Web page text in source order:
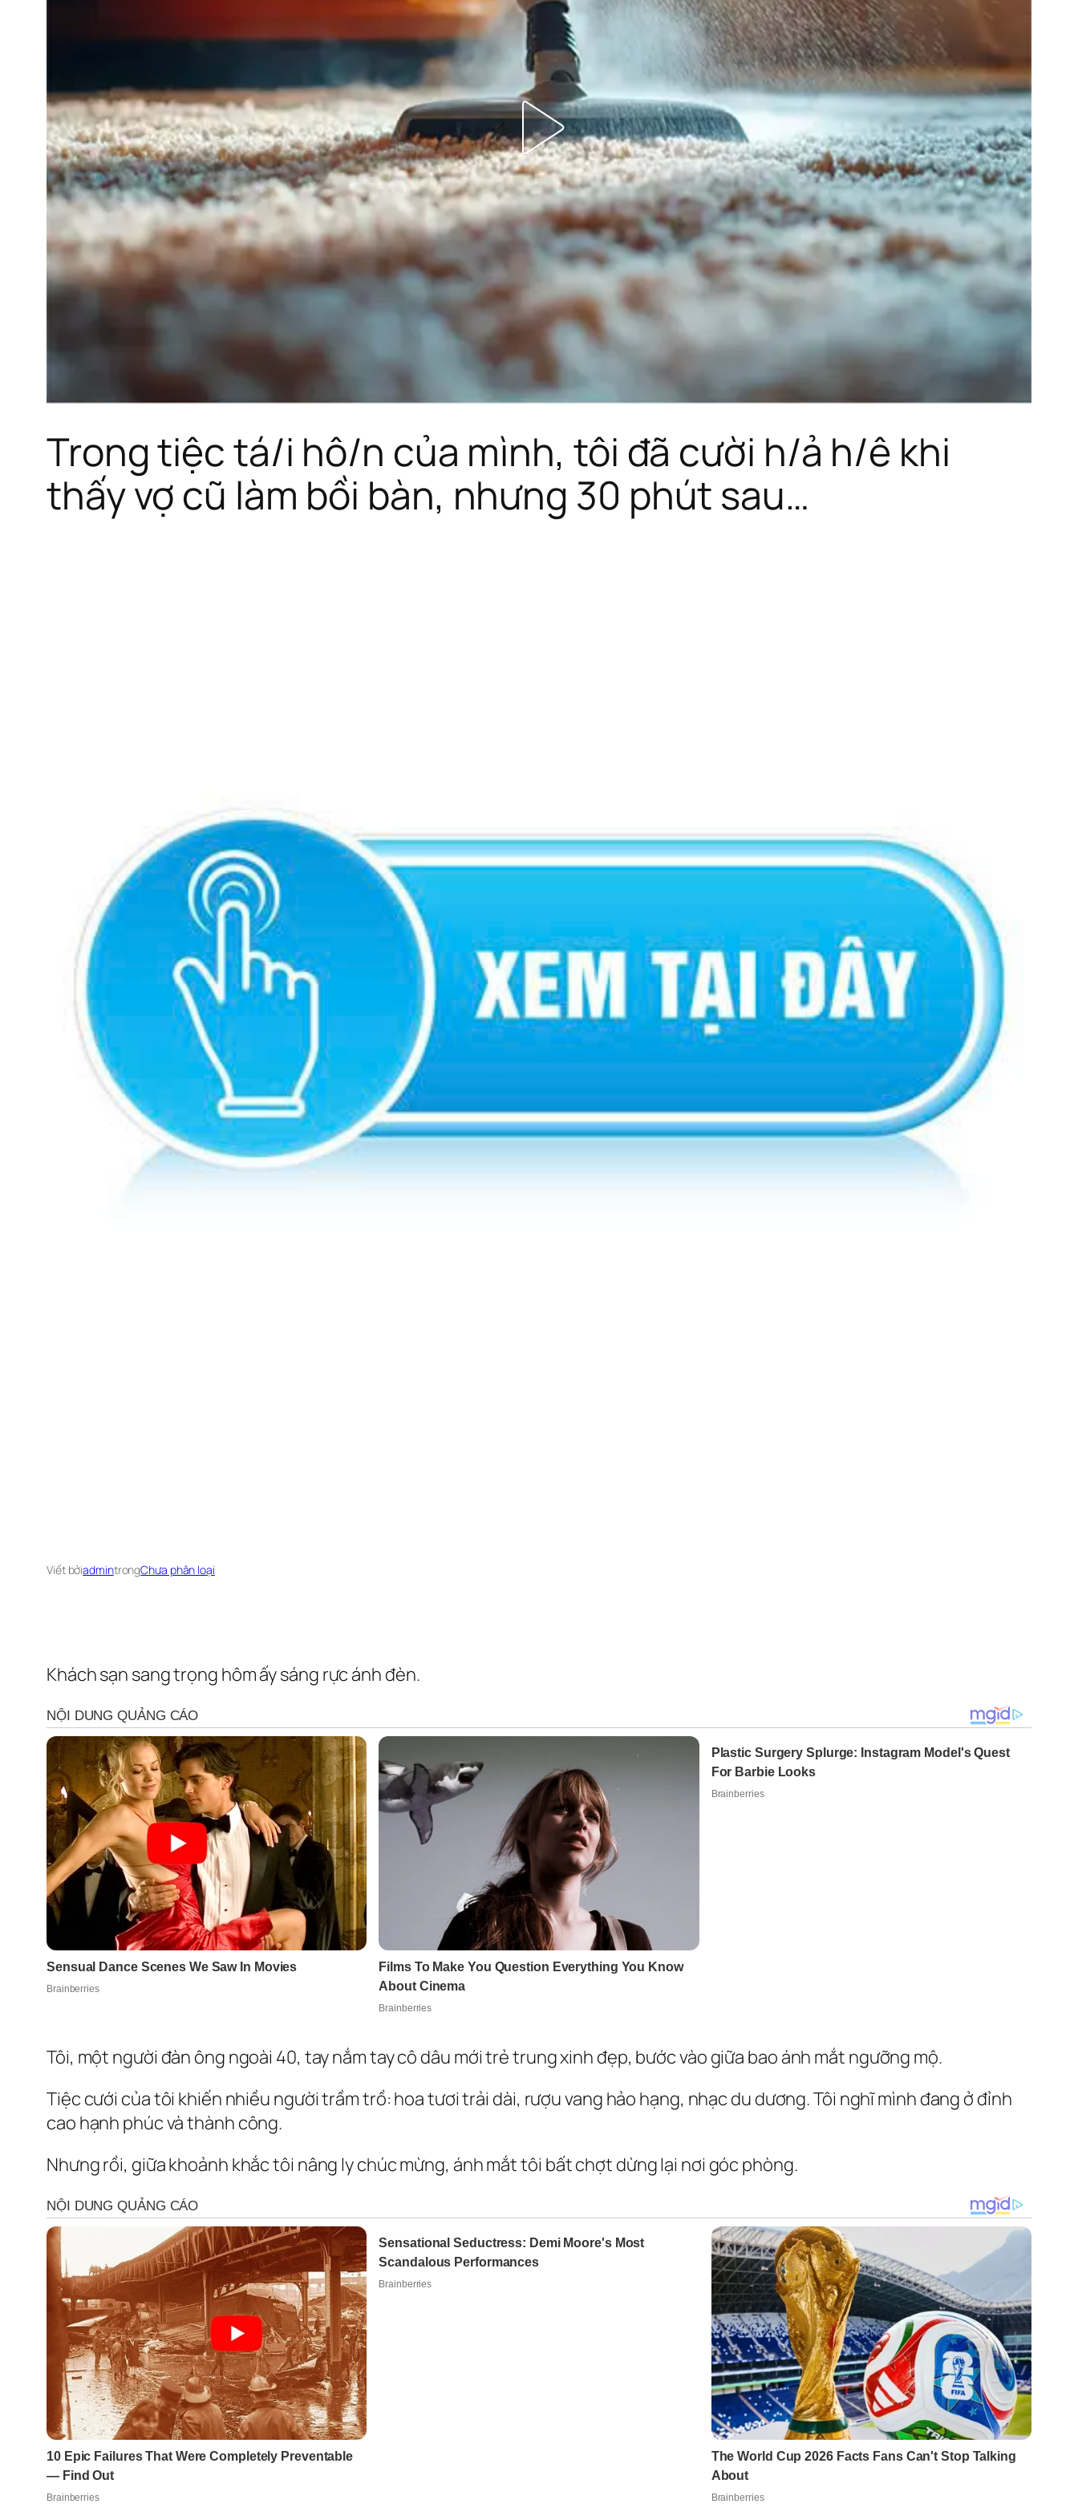
Trong tiệc tá/i hô/n của mình, tôi đã cười h/ả h/ê khi
thấy vợ cũ làm bồi bàn, nhưng 30 phút sau…
Viết bởiadmintrongChưa phân loại
Khách sạn sang trọng hôm ấy sáng rực ánh đèn.
Tôi, một người đàn ông ngoài 40, tay nắm tay cô dâu mới trẻ trung xinh đẹp, bước vào giữa bao ánh mắt ngưỡng mộ.
Tiệc cưới của tôi khiến nhiều người trầm trồ: hoa tươi trải dài, rượu vang hảo hạng, nhạc du dương. Tôi nghĩ mình đang ở đỉnh
cao hạnh phúc và thành công.
Nhưng rồi, giữa khoảnh khắc tôi nâng ly chúc mừng, ánh mắt tôi bất chợt dừng lại nơi góc phòng.